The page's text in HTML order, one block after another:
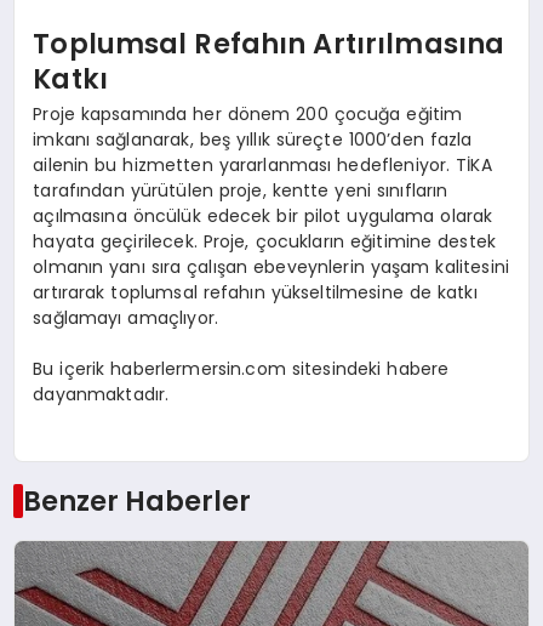
Toplumsal Refahın Artırılmasına
Katkı
Proje kapsamında her dönem 200 çocuğa eğitim
imkanı sağlanarak, beş yıllık süreçte 1000’den fazla
ailenin bu hizmetten yararlanması hedefleniyor. TİKA
tarafından yürütülen proje, kentte yeni sınıfların
açılmasına öncülük edecek bir pilot uygulama olarak
hayata geçirilecek. Proje, çocukların eğitimine destek
olmanın yanı sıra çalışan ebeveynlerin yaşam kalitesini
artırarak toplumsal refahın yükseltilmesine de katkı
sağlamayı amaçlıyor.
Bu içerik haberlermersin.com sitesindeki habere
dayanmaktadır.
Benzer Haberler